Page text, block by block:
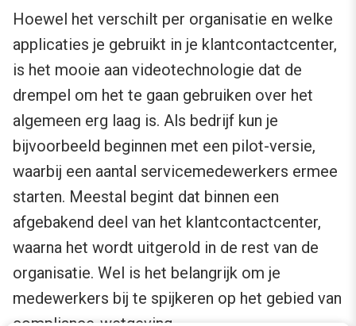
Hoewel het verschilt per organisatie en welke
applicaties je gebruikt in je klantcontactcenter,
is het mooie aan videotechnologie dat de
drempel om het te gaan gebruiken over het
algemeen erg laag is. Als bedrijf kun je
bijvoorbeeld beginnen met een pilot-versie,
waarbij een aantal servicemedewerkers ermee
starten. Meestal begint dat binnen een
afgebakend deel van het klantcontactcenter,
waarna het wordt uitgerold in de rest van de
organisatie. Wel is het belangrijk om je
medewerkers bij te spijkeren op het gebied van